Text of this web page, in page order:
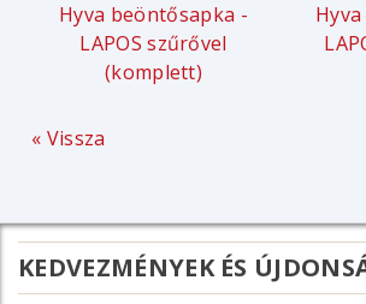
Hyva beöntősapka -
LAPOS szűrővel
(komplett)
« Vissza
KEDVEZMÉNYEK ÉS